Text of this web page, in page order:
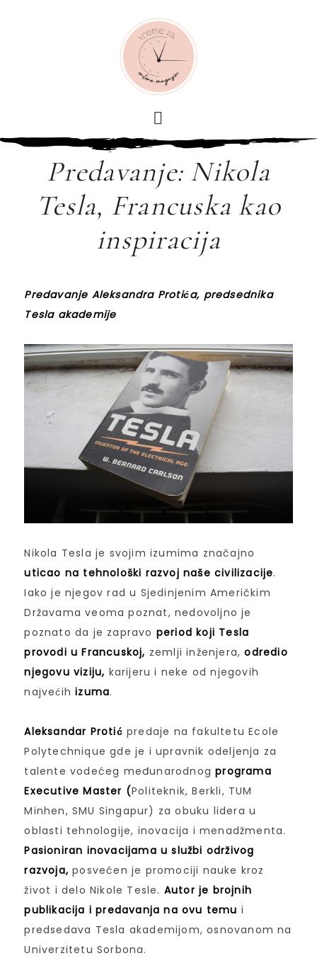
Predavanje: Nikola
Tesla, Francuska kao
inspiracija
Predavanje Aleksandra Protića, predsednika
Tesla akademije
Nikola Tesla je svojim izumima značajno
uticao na tehnološki razvoj naše civilizacije.
Iako je njegov rad u Sjedinjenim Američkim
Državama veoma poznat, nedovoljno je
poznato da je zapravo period koji Tesla
provodi u Francuskoj, zemlji inženjera,odredio
njegovu viziju, karijeru i neke od njegovih
najvećih izuma.
Aleksandar Protić predaje na fakultetu Ecole
Polytechnique gde je i upravnik odeljenja za
talente vodećeg međunarodnog programa
Executive Master (Politeknik, Berkli, TUM
Minhen, SMU Singapur) za obuku lidera u
oblasti tehnologije, inovacija i menadžmenta.
Pasioniran inovacijama u službi održivog
razvoja, posvećen je promociji nauke kroz
život i delo Nikole Tesle. Autor je brojnih
publikacija i predavanja na ovu temu i
predsedava Tesla akademijom, osnovanom na
Univerzitetu Sorbona.